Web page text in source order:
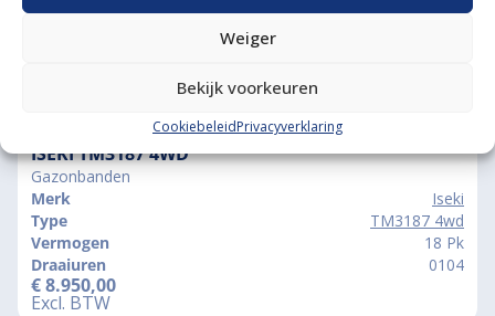
Weiger
Bekijk voorkeuren
CookiebeleidPrivacyverklaring
Vergelijkbare producten
ISEKI TM3187 4WD
Gazonbanden
Merk
Iseki
Type
TM3187 4wd
Vermogen
18 Pk
Draaiuren
0104
€8.950,00
Excl. BTW